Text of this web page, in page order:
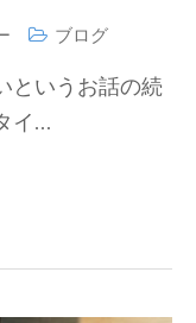
ブログ
というお話の続
イ…